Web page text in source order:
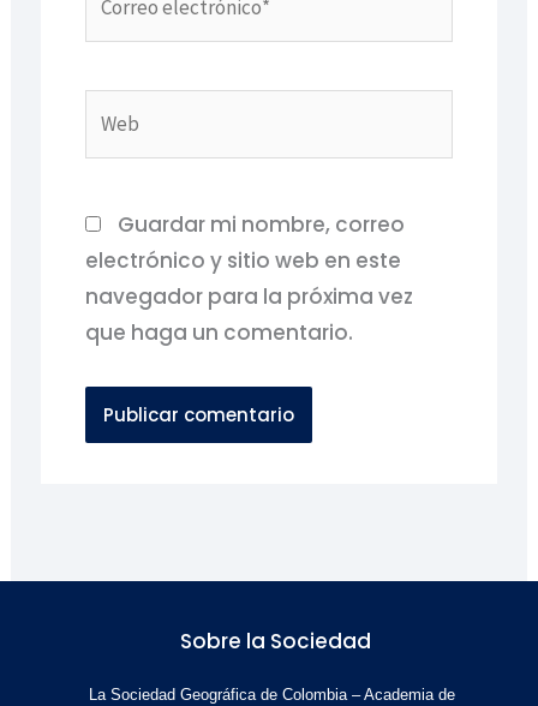
Guardar mi nombre, correo
electrónico y sitio web en este
navegador para la próxima vez
que haga un comentario.
Sobre la Sociedad
La Sociedad Geográfica de Colombia – Academia de